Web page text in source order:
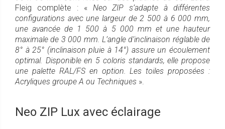
Fleig complète : « Neo ZIP s’adapte à différentes
configurations avec une largeur de 2 500 à 6 000 mm,
une avancée de 1 500 à 5 000 mm et une hauteur
maximale de 3 000 mm. L’angle d’inclinaison réglable de
8° à 25° (inclinaison pluie à 14°) assure un écoulement
optimal. Disponible en 5 coloris standards, elle propose
une palette RAL/FS en option. Les toiles proposées :
Acryliques groupe A ou Techniques ».
Neo ZIP Lux avec éclairage